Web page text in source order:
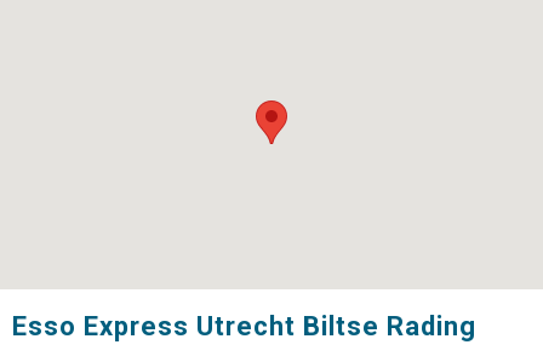
Esso Express Utrecht Biltse Rading